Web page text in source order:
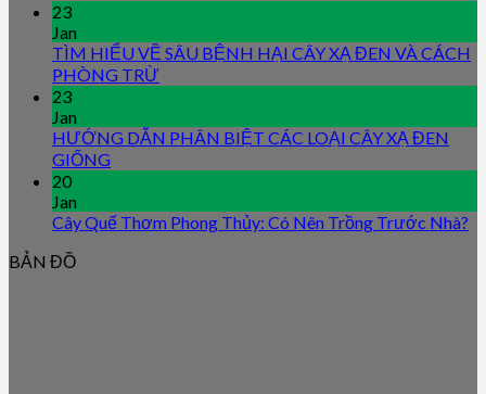
23
Jan
TÌM HIỂU VỀ SÂU BỆNH HẠI CÂY XẠ ĐEN VÀ CÁCH
PHÒNG TRỪ
23
Jan
HƯỚNG DẪN PHÂN BIỆT CÁC LOẠI CÂY XẠ ĐEN
GIỐNG
20
Jan
Cây Quế Thơm Phong Thủy: Có Nên Trồng Trước Nhà?
BẢN ĐỒ